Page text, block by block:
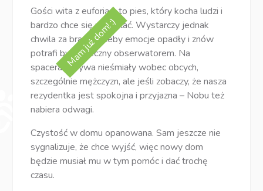
Mam już dom! :)
Gości wita z euforią – to pies, który kocha ludzi i
bardzo chce się przytulać. Wystarczy jednak
chwila za bramką, żeby emocje opadły i znów
potrafi być grzeczny obserwatorem. Na
spacerach bywa nieśmiały wobec obcych,
szczególnie mężczyzn, ale jeśli zobaczy, że nasza
rezydentka jest spokojna i przyjazna – Nobu też
nabiera odwagi.
Czystość w domu opanowana. Sam jeszcze nie
sygnalizuje, że chce wyjść, więc nowy dom
będzie musiał mu w tym pomóc i dać trochę
czasu.